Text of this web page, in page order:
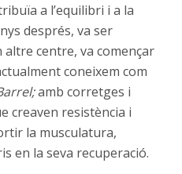
a l’equilibri i a la
després, va ser
centre, va començar
coneixem com
amb corretges i
creaven resistència i
la musculatura,
en la seva recuperació.